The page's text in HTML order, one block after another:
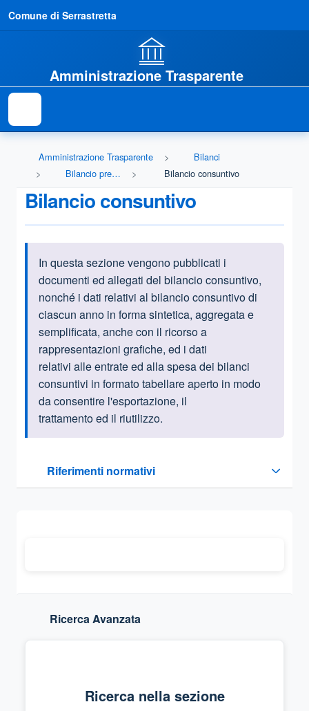
Comune di Serrastretta
Amministrazione Trasparente
Amministrazione Trasparente
Bilanci
Bilancio preventivo e consuntivo
Bilancio consuntivo
Bilancio consuntivo
Informazioni introduttive
In questa sezione vengono pubblicati i
documenti ed allegati del bilancio consuntivo,
nonché i dati relativi al bilancio consuntivo di
ciascun anno in forma sintetica, aggregata e
semplificata, anche con il ricorso a
rappresentazioni grafiche, ed i dati
relativi alle entrate ed alla spesa dei bilanci
consuntivi in formato tabellare aperto in modo
da consentire l'esportazione, il
trattamento ed il riutilizzo.
Riferimenti normativi
Sezione compressa
Ricerca Avanzata
Ricerca nella sezione